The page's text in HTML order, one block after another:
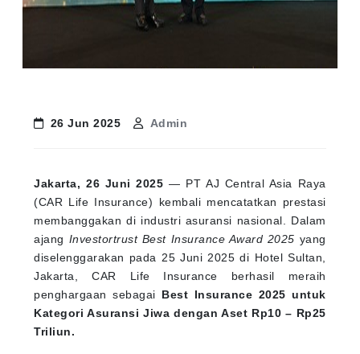
26 Jun 2025 Admin
Jakarta, 26 Juni 2025 — PT AJ Central Asia Raya
(CAR Life Insurance) kembali mencatatkan prestasi
membanggakan di industri asuransi nasional. Dalam
ajang
Investortrust Best Insurance Award 2025 yang
diselenggarakan pada 25 Juni 2025 di Hotel Sultan,
Jakarta, CAR Life Insurance berhasil meraih
penghargaan sebagai Best Insurance 2025 untuk
Kategori Asuransi Jiwa dengan Aset Rp10 – Rp25
Triliun.